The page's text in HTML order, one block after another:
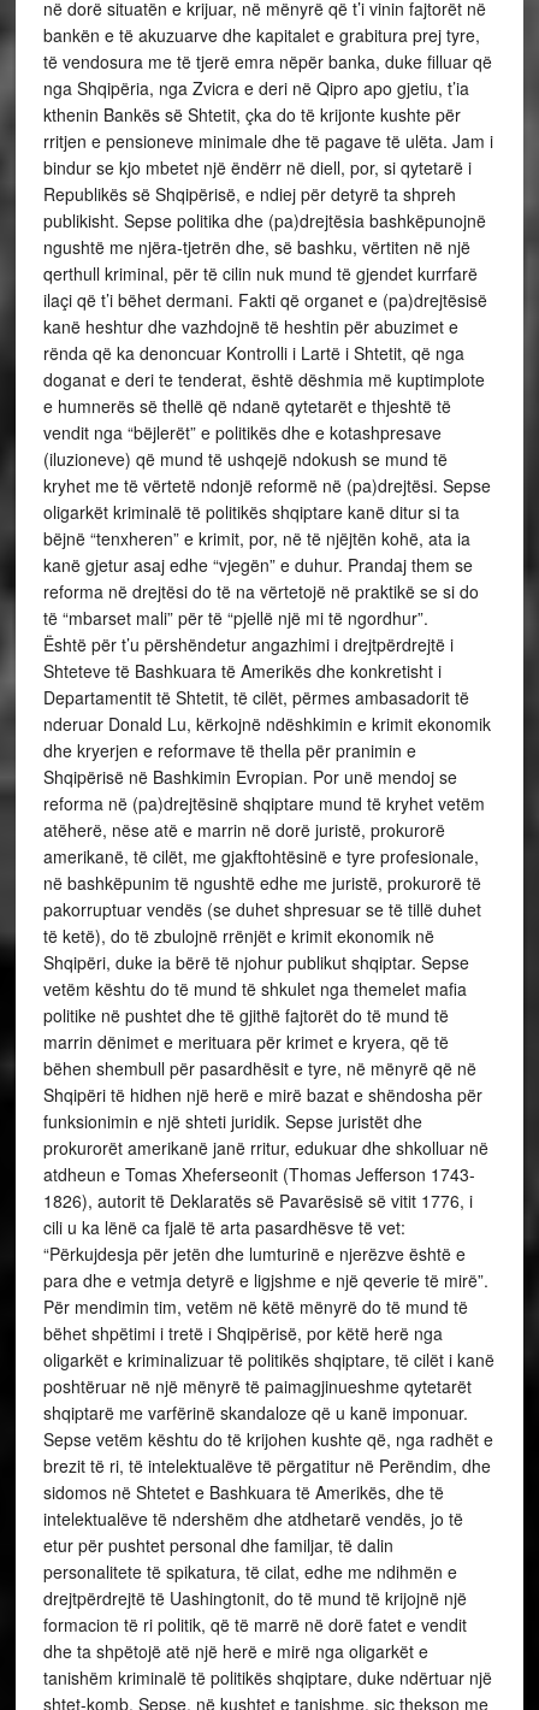
në dorë situatën e krijuar, në mënyrë që t’i vinin fajtorët në
bankën e të akuzuarve dhe kapitalet e grabitura prej tyre,
të vendosura me të tjerë emra nëpër banka, duke filluar që
nga Shqipëria, nga Zvicra e deri në Qipro apo gjetiu, t’ia
kthenin Bankës së Shtetit, çka do të krijonte kushte për
rritjen e pensioneve minimale dhe të pagave të ulëta. Jam i
bindur se kjo mbetet një ëndërr në diell, por, si qytetarë i
Republikës së Shqipërisë, e ndiej për detyrë ta shpreh
publikisht. Sepse politika dhe (pa)drejtësia bashkëpunojnë
ngushtë me njëra-tjetrën dhe, së bashku, vërtiten në një
qerthull kriminal, për të cilin nuk mund të gjendet kurrfarë
ilaçi që t’i bëhet dermani. Fakti që organet e (pa)drejtësisë
kanë heshtur dhe vazhdojnë të heshtin për abuzimet e
rënda që ka denoncuar Kontrolli i Lartë i Shtetit, që nga
doganat e deri te tenderat, është dëshmia më kuptimplote
e humnerës së thellë që ndanë qytetarët e thjeshtë të
vendit nga “bëjlerët” e politikës dhe e kotashpresave
(iluzioneve) që mund të ushqejë ndokush se mund të
kryhet me të vërtetë ndonjë reformë në (pa)drejtësi. Sepse
oligarkët kriminalë të politikës shqiptare kanë ditur si ta
bëjnë “tenxheren” e krimit, por, në të njëjtën kohë, ata ia
kanë gjetur asaj edhe “vjegën” e duhur. Prandaj them se
reforma në drejtësi do të na vërtetojë në praktikë se si do
të “mbarset mali” për të “pjellë një mi të ngordhur”.
Është për t’u përshëndetur angazhimi i drejtpërdrejtë i
Shteteve të Bashkuara të Amerikës dhe konkretisht i
Departamentit të Shtetit, të cilët, përmes ambasadorit të
nderuar Donald Lu, kërkojnë ndëshkimin e krimit ekonomik
dhe kryerjen e reformave të thella për pranimin e
Shqipërisë në Bashkimin Evropian. Por unë mendoj se
reforma në (pa)drejtësinë shqiptare mund të kryhet vetëm
atëherë, nëse atë e marrin në dorë juristë, prokurorë
amerikanë, të cilët, me gjakftohtësinë e tyre profesionale,
në bashkëpunim të ngushtë edhe me juristë, prokurorë të
pakorruptuar vendës (se duhet shpresuar se të tillë duhet
të ketë), do të zbulojnë rrënjët e krimit ekonomik në
Shqipëri, duke ia bërë të njohur publikut shqiptar. Sepse
vetëm kështu do të mund të shkulet nga themelet mafia
politike në pushtet dhe të gjithë fajtorët do të mund të
marrin dënimet e merituara për krimet e kryera, që të
bëhen shembull për pasardhësit e tyre, në mënyrë që në
Shqipëri të hidhen një herë e mirë bazat e shëndosha për
funksionimin e një shteti juridik. Sepse juristët dhe
prokurorët amerikanë janë rritur, edukuar dhe shkolluar në
atdheun e Tomas Xheferseonit (Thomas Jefferson 1743-
1826), autorit të Deklaratës së Pavarësisë së vitit 1776, i
cili u ka lënë ca fjalë të arta pasardhësve të vet:
“Përkujdesja për jetën dhe lumturinë e njerëzve është e
para dhe e vetmja detyrë e ligjshme e një qeverie të mirë”.
Për mendimin tim, vetëm në këtë mënyrë do të mund të
bëhet shpëtimi i tretë i Shqipërisë, por këtë herë nga
oligarkët e kriminalizuar të politikës shqiptare, të cilët i kanë
poshtëruar në një mënyrë të paimagjinueshme qytetarët
shqiptarë me varfërinë skandaloze që u kanë imponuar.
Sepse vetëm kështu do të krijohen kushte që, nga radhët e
brezit të ri, të intelektualëve të përgatitur në Perëndim, dhe
sidomos në Shtetet e Bashkuara të Amerikës, dhe të
intelektualëve të ndershëm dhe atdhetarë vendës, jo të
etur për pushtet personal dhe familjar, të dalin
personalitete të spikatura, të cilat, edhe me ndihmën e
drejtpërdrejtë të Uashingtonit, do të mund të krijojnë një
formacion të ri politik, që të marrë në dorë fatet e vendit
dhe ta shpëtojë atë një herë e mirë nga oligarkët e
tanishëm kriminalë të politikës shqiptare, duke ndërtuar një
shtet-komb. Sepse, në kushtet e tanishme, siç thekson me